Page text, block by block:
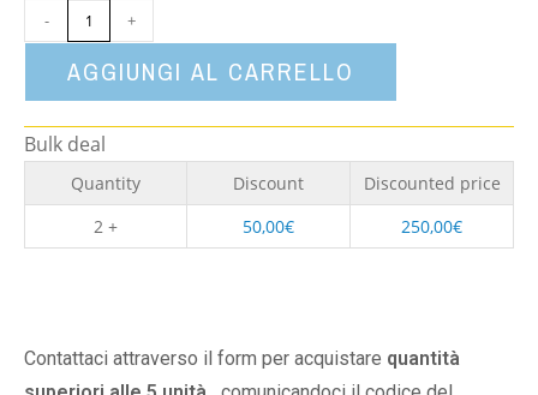
- +
AGGIUNGI AL CARRELLO
Bulk deal
Quantity Discount
Discounted price
2 +
50,00€ 250,00€
Contattaci attraverso il form per acquistare quantità